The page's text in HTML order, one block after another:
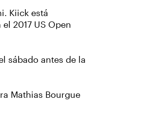
Kiick está
2017 US Open
sábado antes de la
Mathias Bourgue